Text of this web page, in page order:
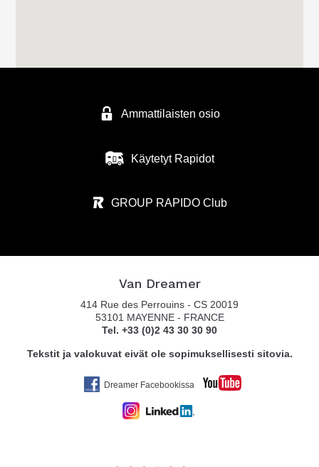
Ammattilaisten osio
Käytetyt Rapidot
GROUP RAPIDO Club
Van Dreamer
414 Rue des Perrouins - CS 20019
53101 MAYENNE - FRANCE
Tel. +33 (0)2 43 30 30 90
Tekstit ja valokuvat eivät ole sopimuksellisesti sitovia.
Dreamer Facebookissa